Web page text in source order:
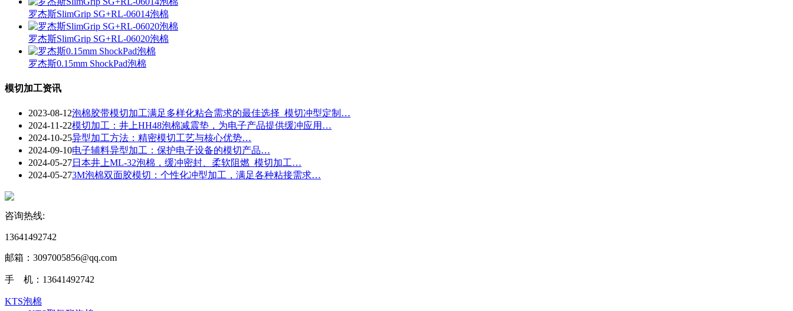
罗杰斯SlimGrip SG+RL-06014泡棉
罗杰斯SlimGrip SG+RL-06020泡棉
罗杰斯0.15mm ShockPad泡棉
模切加工资讯
2023-08-12泡棉胶带模切加工满足多样化粘合需求的最佳选择_模切冲型定制…
2024-11-22​模切加工：井上HH48泡棉减震垫，为电子产品提供缓冲应用…
2024-10-25​异型加工方法：精密模切工艺与核心优势…
2024-09-10​电子辅料异型加工：保护电子设备的模切产品…
2024-05-27日本井上ML-32泡棉，缓冲密封、柔软阻燃_模切加工…
2024-05-273M泡棉双面胶模切：个性化冲型加工，满足各种粘接需求…
咨询热线:
13641492742
邮箱：3097005856@qq.com‬
手 机：13641492742
KTS泡棉